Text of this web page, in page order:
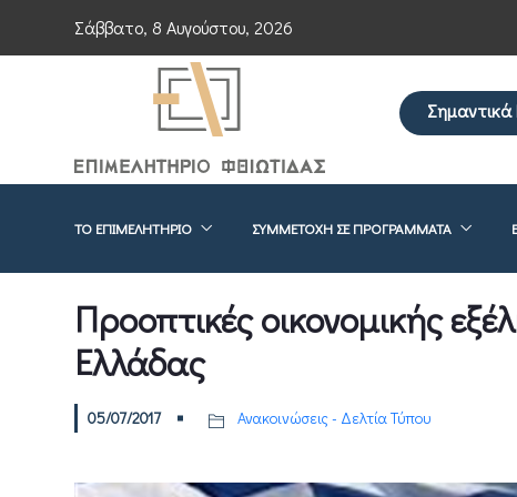
Σάββατο, 8 Αυγούστου, 2026
Επείγουσα
ΤΟ ΕΠΙΜΕΛΗΤΉΡΙΟ ΣΥΜΜΕΤΟΧΉ ΣΕ ΠΡΟΓΡΆΜΜΑΤΑ
Προοπτικές οικονομικής
Ελλάδας
05/07/2017 Ανακοινώσεις - Δελτία Τύπου